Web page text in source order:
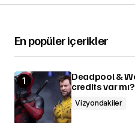
En popüler içerikler
Deadpool &
credits var mı?
Vizyondakiler